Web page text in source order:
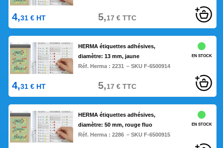
4,31 € HT 5,17 €TTC
HERMA étiquettes adhésives,
diamètre: 13 mm, jaune
Réf. Herma :2231 – SKU F-6500914
EN STOCK
4,31 € HT 5,17 €TTC
HERMA étiquettes adhésives,
diamètre: 50 mm, rouge fluo
Réf. Herma :2286 – SKU F-6500915
EN STOCK